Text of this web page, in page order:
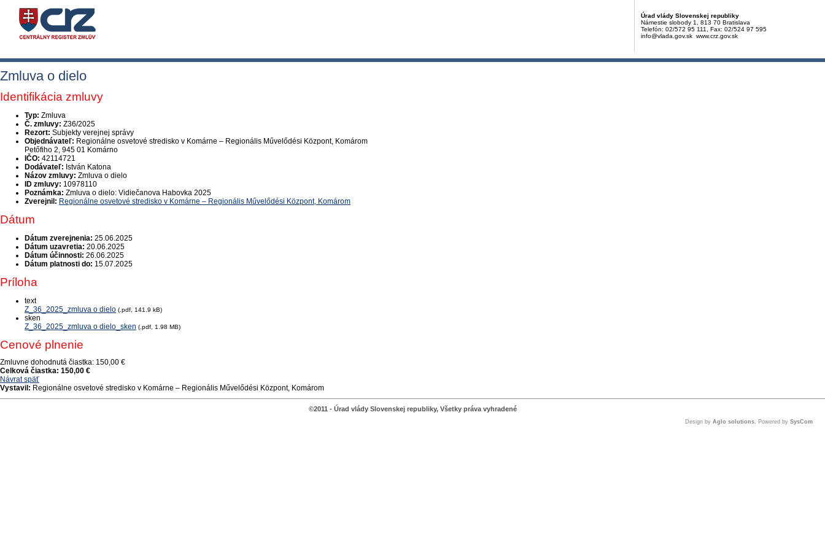
Úrad vlády Slovenskej republiky
Námestie slobody 1, 813 70 Bratislava
Telefón: 02/572 95 111, Fax: 02/524 97 595
info@vlada.gov.sk www.crz.gov.sk
Zmluva o dielo
Identifikácia zmluvy
Typ: Zmluva
Č. zmluvy: Z36/2025
Rezort: Subjekty verejnej správy
Objednávateľ: Regionálne osvetové stredisko v Komárne – Regionális Művelődési Központ, Komárom
Petőfiho 2, 945 01 Komárno
IČO: 42114721
Dodávateľ: István Katona
Názov zmluvy: Zmluva o dielo
ID zmluvy: 10978110
Poznámka: Zmluva o dielo: Vidiečanova Habovka 2025
Zverejnil: Regionálne osvetové stredisko v Komárne – Regionális Művelődési Központ, Komárom
Dátum
Dátum zverejnenia: 25.06.2025
Dátum uzavretia: 20.06.2025
Dátum účinnosti: 26.06.2025
Dátum platnosti do: 15.07.2025
Príloha
text
Z_36_2025_zmluva o dielo (.pdf, 141.9 kB)
sken
Z_36_2025_zmluva o dielo_sken (.pdf, 1.98 MB)
Cenové plnenie
Zmluvne dohodnutá čiastka: 150,00 €
Celková čiastka: 150,00 €
Návrat späť
Vystavil: Regionálne osvetové stredisko v Komárne – Regionális Művelődési Központ, Komárom
©2011 - Úrad vlády Slovenskej republiky, Všetky práva vyhradené
Design by Aglo solutions, Powered by SysCom